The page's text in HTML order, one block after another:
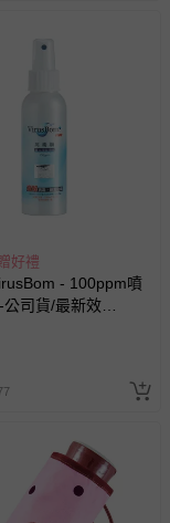
、泳裝、襪子、地
、包屁衣、學習
器、哺乳衣、托腹
可拆封」，或具警
收離島運費。廠商
、樓層親送等加價
好禮
- 100ppm噴
公司貨/最新效